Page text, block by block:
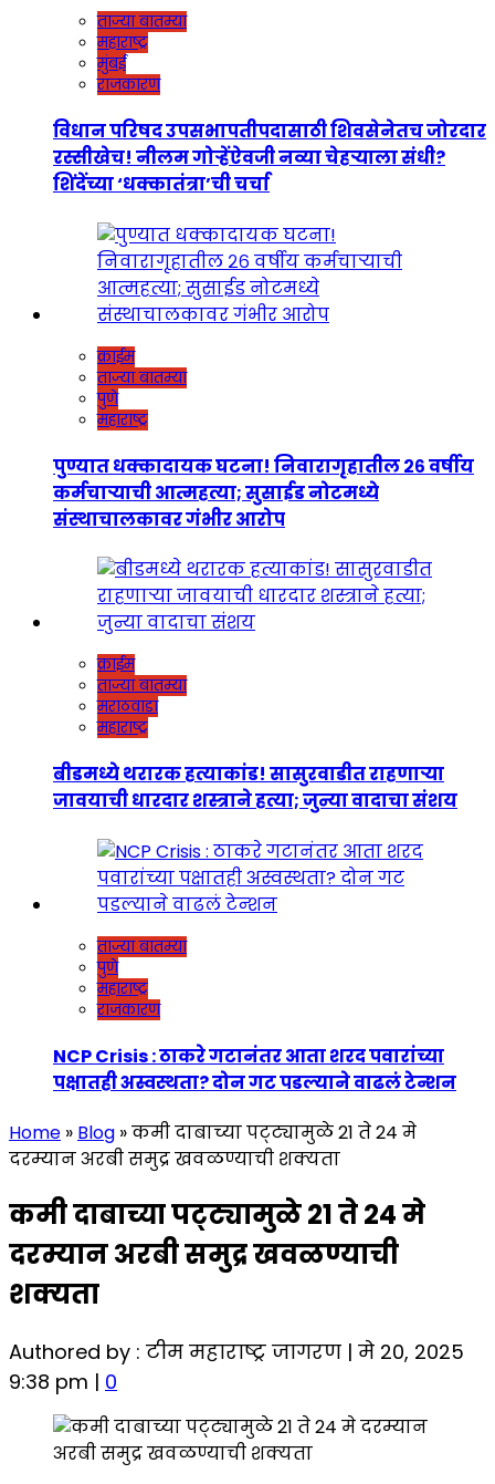
ताज्या बातम्या
महाराष्ट्र
मुंबई
राजकारण
विधान परिषद उपसभापतीपदासाठी शिवसेनेतच जोरदार
रस्सीखेच! नीलम गोऱ्हेंऐवजी नव्या चेहऱ्याला संधी?
शिंदेंच्या ‘धक्कातंत्रा’ची चर्चा
क्राईम
ताज्या बातम्या
पुणे
महाराष्ट्र
पुण्यात धक्कादायक घटना! निवारागृहातील २६ वर्षीय
कर्मचाऱ्याची आत्महत्या; सुसाईड नोटमध्ये
संस्थाचालकावर गंभीर आरोप
क्राईम
ताज्या बातम्या
मराठवाडा
महाराष्ट्र
बीडमध्ये थरारक हत्याकांड! सासुरवाडीत राहणाऱ्या
जावयाची धारदार शस्त्राने हत्या; जुन्या वादाचा संशय
ताज्या बातम्या
पुणे
महाराष्ट्र
राजकारण
NCP Crisis : ठाकरे गटानंतर आता शरद पवारांच्या
पक्षातही अस्वस्थता? दोन गट पडल्याने वाढलं टेन्शन
Home » Blog »कमी दाबाच्या पट्ट्यामुळे 21 ते 24 मे
दरम्यान अरबी समुद्र खवळण्याची शक्यता
कमी दाबाच्या पट्ट्यामुळे 21 ते 24 मे
दरम्यान अरबी समुद्र खवळण्याची
शक्यता
Authored by : टीम महाराष्ट्र जागरण | मे 20, 2025
9:38 pm | 0